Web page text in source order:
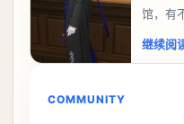
馆，有
机关枪
继续阅
COMMUNITY